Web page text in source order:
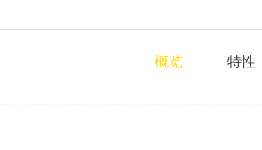
概览 特性